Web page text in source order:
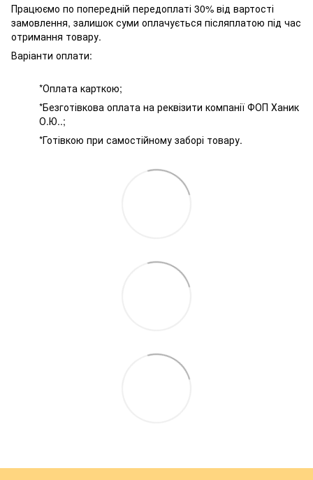
Працюємо по попередній передоплаті 30% від вартості
замовлення, залишок суми оплачується післяплатою під час
отримання товару.
Варіанти оплати:
*Оплата карткою;
*Безготівкова оплата на реквізити компанії ФОП Ханик
О.Ю..;
*Готівкою при самостійному заборі товару.